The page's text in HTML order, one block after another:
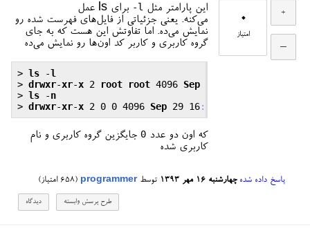
0
امتیاز
این پارامتر مثل -l
برای ls عمل
می‌کنه. یعنی جزئیاتی از فایل‌های فهرست شده رو
نمایش می‌ده. اما تفاوتش این هست که به جای
گروه کاربری و کاربر کد اون‌ها رو نمایش می‌ده
> ls -l
> drwxr-xr-x 2 root root 4096 Sep
> ls -n
> drwxr-xr-x 2 0 0 4096 Sep 29 16:20
که اون دو عدد 0 جایگزین گروه کاربری و نام
کاربری شده
پاسخ داده شده چهارشنبه ۱۶ مهر ۱۳۹۳ توسطprogrammer
(
658 امتیاز)